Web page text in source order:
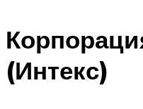
(Интекс)